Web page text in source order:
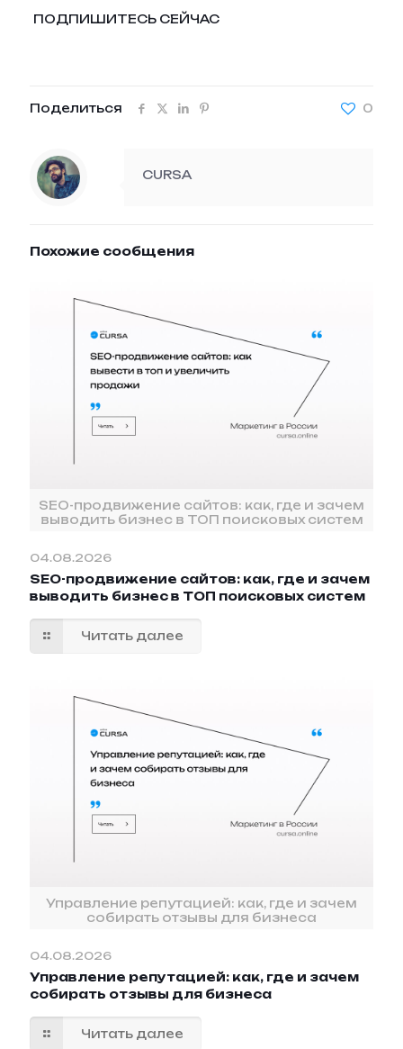
ПОДПИШИТЕСЬ СЕЙЧАС
Поделиться 0
CURSA
Похожие сообщения
SEO-продвижение сайтов: как, где и зачем
выводить бизнес в ТОП поисковых систем
04.08.2026
SEO-продвижение сайтов: как, где и зачем
выводить бизнес в ТОП поисковых систем
Читать далее
Управление репутацией: как, где и зачем
собирать отзывы для бизнеса
04.08.2026
Управление репутацией: как, где и зачем
собирать отзывы для бизнеса
Читать далее